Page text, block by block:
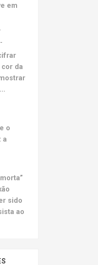
em
cor da
o
a
sido
ao